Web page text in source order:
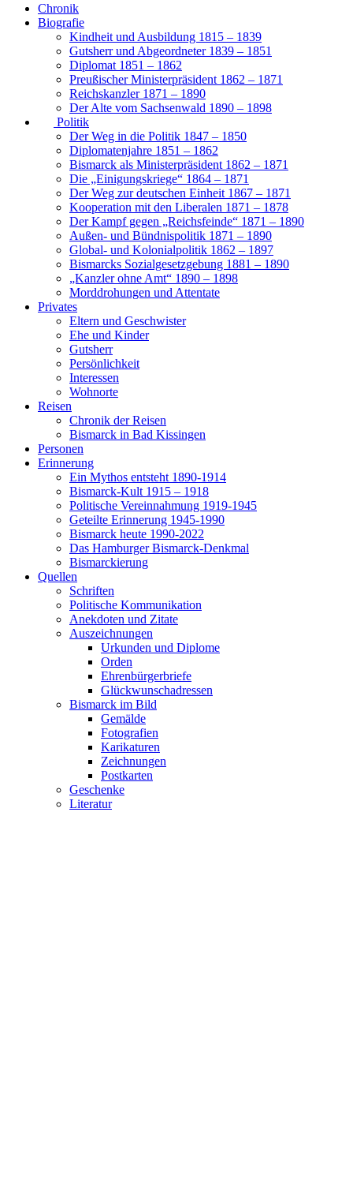
Chronik
Biografie
Kindheit und Ausbildung 1815 – 1839
Gutsherr und Abgeordneter 1839 – 1851
Diplomat 1851 – 1862
Preußischer Ministerpräsident 1862 – 1871
Reichskanzler 1871 – 1890
Der Alte vom Sachsenwald 1890 – 1898
Politik
Der Weg in die Politik 1847 – 1850
Diplomatenjahre 1851 – 1862
Bismarck als Ministerpräsident 1862 – 1871
Die „Einigungskriege“ 1864 – 1871
Der Weg zur deutschen Einheit 1867 – 1871
Kooperation mit den Liberalen 1871 – 1878
Der Kampf gegen „Reichsfeinde“ 1871 – 1890
Außen- und Bündnispolitik 1871 – 1890
Global- und Kolonialpolitik 1862 – 1897
Bismarcks Sozialgesetzgebung 1881 – 1890
„Kanzler ohne Amt“ 1890 – 1898
Morddrohungen und Attentate
Privates
Eltern und Geschwister
Ehe und Kinder
Gutsherr
Persönlichkeit
Interessen
Wohnorte
Reisen
Chronik der Reisen
Bismarck in Bad Kissingen
Personen
Erinnerung
Ein Mythos entsteht 1890-1914
Bismarck-Kult 1915 – 1918
Politische Vereinnahmung 1919-1945
Geteilte Erinnerung 1945-1990
Bismarck heute 1990-2022
Das Hamburger Bismarck-Denkmal
Bismarckierung
Quellen
Schriften
Politische Kommunikation
Anekdoten und Zitate
Auszeichnungen
Urkunden und Diplome
Orden
Ehrenbürgerbriefe
Glückwunschadressen
Bismarck im Bild
Gemälde
Fotografien
Karikaturen
Zeichnungen
Postkarten
Geschenke
Literatur